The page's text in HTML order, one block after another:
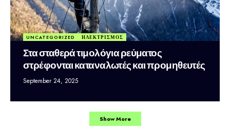
UNCATEGORIZED ΗΛΕΚΤΡΙΣΜΟΣ
Στα σταθερά τιμολόγια ρεύματος
στρέφονται καταναλωτές και προμηθευτές
September 24, 2025
Show More